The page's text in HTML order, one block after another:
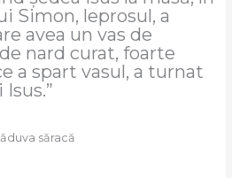
Simon, leprosul, a
avea un vas de
nard curat, foarte
a spart vasul, a turnat
săracă